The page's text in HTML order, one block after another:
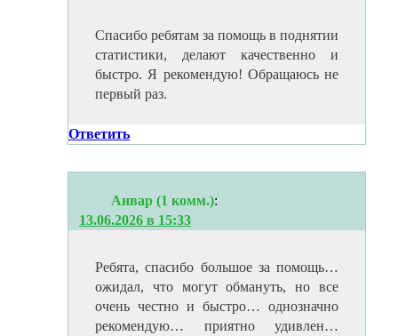
Спасибо ребятам за помощь в поднятии
статистики, делают качественно и
быстро. Я рекомендую! Обращаюсь не
первый раз.
Ответить
Анвар (1 комм.):
13.06.2026 в 15:33
Ребята, спасибо большое за помощь…
ожидал, что могут обмануть, но все
очень честно и быстро… однозначно
рекомендую… приятно удивлен…